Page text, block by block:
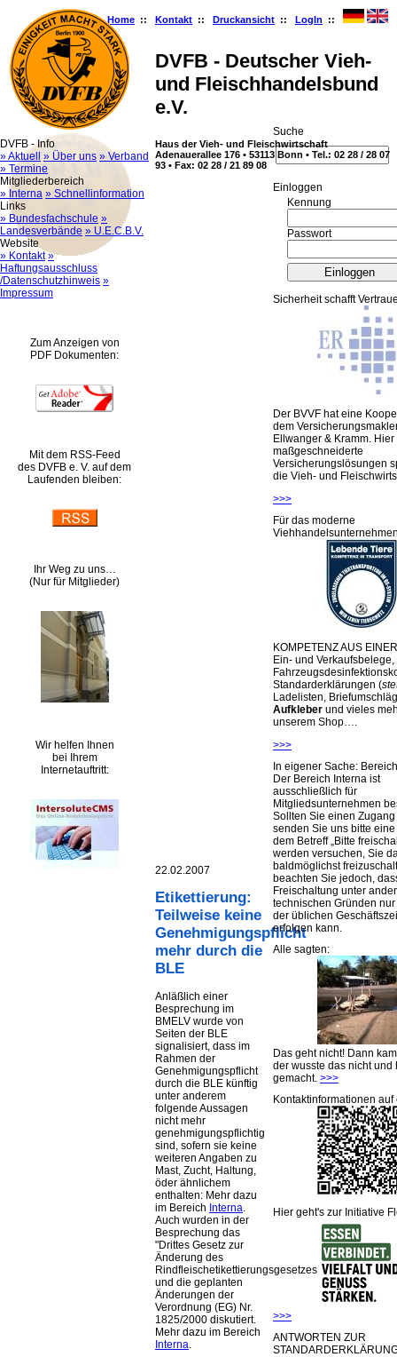
Home :: Kontakt :: Druckansicht :: LogIn ::
DVFB - Deutscher Vieh-
und Fleischhandelsbund
e.V.
Haus der Vieh- und Fleischwirtschaft
Adenauerallee 176 • 53113 Bonn • Tel.: 02 28 / 28 07
93 • Fax: 02 28 / 21 89 08
DVFB - Info
» Aktuell
» Über uns » Verband
» Termine
Mitgliederbereich
» Interna » Schnellinformation
Links
» Bundesfachschule »
Landesverbände » U.E.C.B.V.
Website
» Kontakt »
Haftungsausschluss
/Datenschutzhinweis »
Impressum
Zum Anzeigen von
PDF Dokumenten:
Mit dem RSS-Feed
des DVFB e. V. auf dem
Laufenden bleiben:
Ihr Weg zu uns…
(Nur für Mitglieder)
Wir helfen Ihnen
bei Ihrem
Internetauftritt:
22.02.2007
Etikettierung:
Teilweise keine
Genehmigungspflicht
mehr durch die
BLE
Anläßlich einer
Besprechung im
BMELV wurde von
Seiten der BLE
signalisiert, dass im
Rahmen der
Genehmigungspflicht
durch die BLE künftig
unter anderem
folgende Aussagen
nicht mehr
genehmigungspflichtig
sind, sofern sie keine
weiteren Angaben zu
Mast, Zucht, Haltung,
öder ähnlichem
enthalten: Mehr dazu
im Bereich Interna.
Auch wurden in der
Besprechung das
Drittes Gesetz zur
Änderung des
Rindfleischetikettierungsgesetzes
und die geplanten
Änderungen der
Verordnung (EG) Nr.
1825/2000 diskutiert.
Mehr dazu im Bereich
Interna.
Suche
Ein­log­gen
Kennung
Passwort
Sicherheit schafft
Der BVVF hat eine
dem
Ellwanger & Kramm.
maßgeschneiderte
Versicherungslösungen
die Vieh- und
>>>
Für das moderne
KOMPETENZ AUS
Ein- und Verkaufsbelege,
Standarderklärungen (
Ladelisten,
Aufkleber und vieles
unserem Shop….
>>>
In eigener Sache:
Der Bereich Interna ist
ausschließlich für
Mitgliedsunternehmen
Sollten Sie einen
senden Sie uns bitte
dem Betreff „Bitte
werden versuchen, Sie
baldmöglichst
beachten Sie jedoch,
Freischaltung unter
technischen Gründen
der üblichen
erfolgen kann.
Alle sagten:
Das geht nicht! Dann
der wusste das nicht und
gemacht. >>>
Kontaktinformationen
Hier geht's zur Initiative
>>>
ANTWORTEN ZUR